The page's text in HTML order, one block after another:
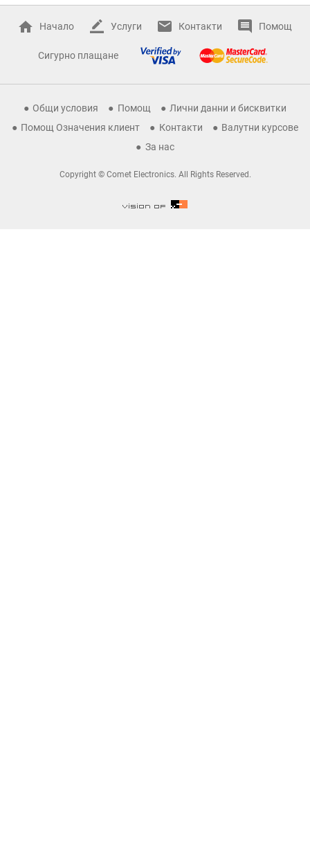
Начало Услуги Контакти Помощ
Сигурно плащане
Общи условия Помощ
Лични данни и бисквитки
Помощ Означения клиент
Контакти
Валутни курсове
За нас
Copyright © Comet Electronics. All Rights Reserved.